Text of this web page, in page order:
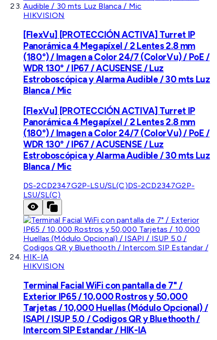
HIKVISION
[FlexVu] [PROTECCIÓN ACTIVA] Turret IP
Panorámica 4 Megapíxel / 2 Lentes 2.8 mm
(180°) / Imagen a Color 24/7 (ColorVu) / PoE /
WDR 130° / IP67 / ACUSENSE / Luz
Estroboscópica y Alarma Audible / 30 mts Luz
Blanca / Mic
[FlexVu] [PROTECCIÓN ACTIVA] Turret IP
Panorámica 4 Megapíxel / 2 Lentes 2.8 mm
(180°) / Imagen a Color 24/7 (ColorVu) / PoE /
WDR 130° / IP67 / ACUSENSE / Luz
Estroboscópica y Alarma Audible / 30 mts Luz
Blanca / Mic
DS-2CD2347G2P-LSU/SL(C)DS-2CD2347G2P-
LSU/SL(C)
HIKVISION
Terminal Facial WiFi con pantalla de 7" /
Exterior IP65 / 10,000 Rostros y 50,000
Tarjetas / 10,000 Huellas (Módulo Opcional) /
ISAPI / ISUP 5.0 / Codigos QR y Bluethooth /
Intercom SIP Estandar / HIK-IA